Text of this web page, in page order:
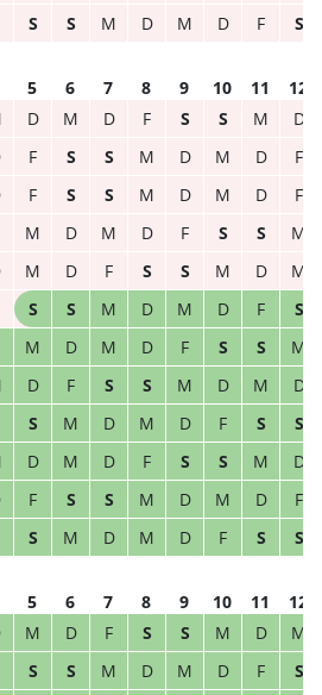
S S M D M D F S
5 6 7 8 9 10 11
12
D M D F S S M
D
F S S M D M D
F
F S S M D M D
F
M D M D F S S
M
M D F S S M D
M
S S M D M D F
S
M D M D F S S
M
D F S S M D M
D
S M D M D F S
S
D M D F S S M
D
F S S M D M D
F
S M D M D F S S
5 6 7 8 9 10 11
12
M D F S S M D
M
S S M D M D F S